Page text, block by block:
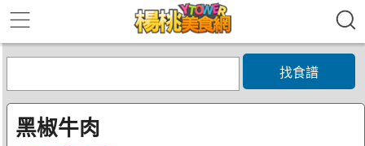
找食譜
黑椒牛肉